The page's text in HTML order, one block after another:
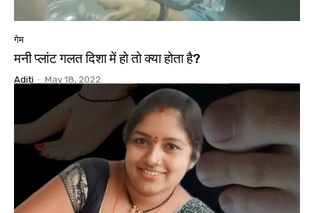
गेम
मनी प्लांट गलत दिशा में हो तो क्या होता है?
Aditi - May 18, 2022